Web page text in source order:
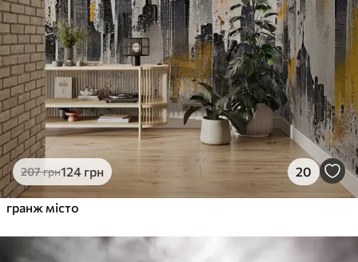
207грн124 грн 20
гранж місто